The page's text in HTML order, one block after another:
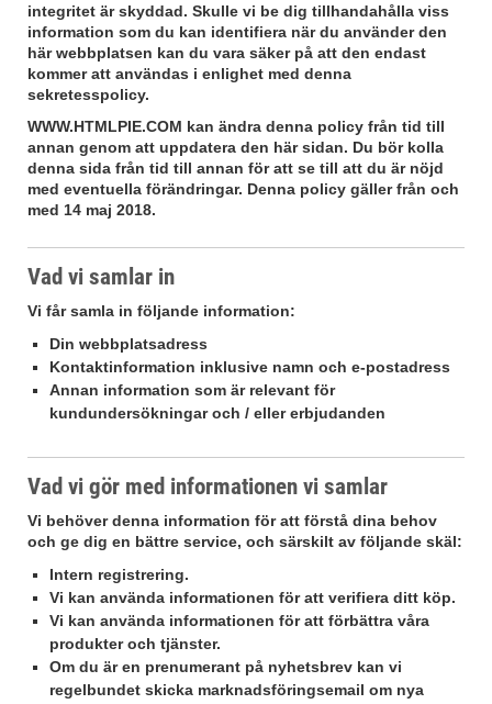
integritet är skyddad. Skulle vi be dig tillhandahålla viss
information som du kan identifiera när du använder den
här webbplatsen kan du vara säker på att den endast
kommer att användas i enlighet med denna
sekretesspolicy.
WWW.HTMLPIE.COM kan ändra denna policy från tid till
annan genom att uppdatera den här sidan. Du bör kolla
denna sida från tid till annan för att se till att du är nöjd
med eventuella förändringar. Denna policy gäller från och
med 14 maj 2018.
Vad vi samlar in
Vi får samla in följande information:
Din webbplatsadress
Kontaktinformation inklusive namn och e-postadress
Annan information som är relevant för
kundundersökningar och / eller erbjudanden
Vad vi gör med informationen vi samlar
Vi behöver denna information för att förstå dina behov
och ge dig en bättre service, och särskilt av följande skäl:
Intern registrering.
Vi kan använda informationen för att verifiera ditt köp.
Vi kan använda informationen för att förbättra våra
produkter och tjänster.
Om du är en prenumerant på nyhetsbrev kan vi
regelbundet skicka marknadsföringsemail om nya